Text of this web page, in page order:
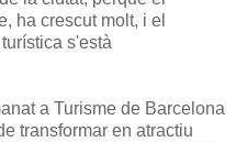
ha crescut molt, i el
s'està
a Turisme de Barcelona
transformar en atractiu